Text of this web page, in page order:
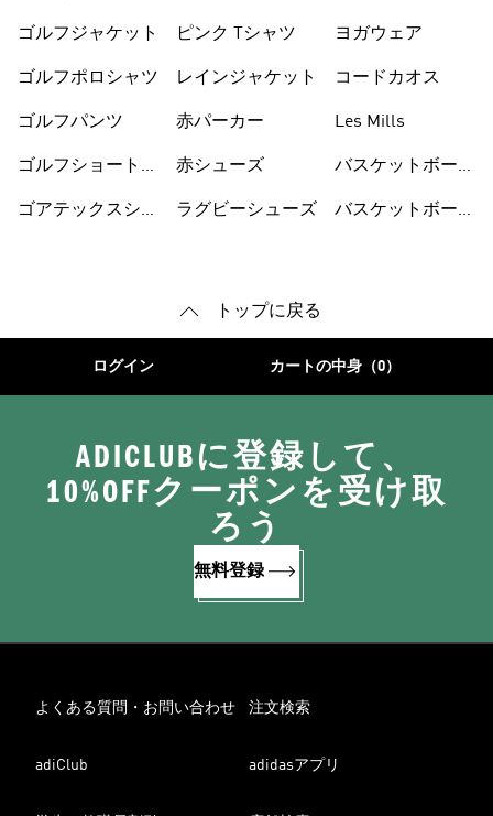
ゴルフジャケット
ゴルフポロシャツ
ゴルフパンツ
ゴルフショートパ
ゴアテックスシュ
ピンク Tシャツ
レインジャケット
赤パーカー
赤シューズ
ラグビーシューズ
ヨガウェア
コードカオス
Les Mills
バスケットボール
バスケットボール
トップに戻る
ログイン カートの中身（0）
ADICLUBに登録して、
10%OFFクーポンを受け取
ろう
無料登録
よくある質問・お問い合わせ 注文検索
adiClub adidasアプリ